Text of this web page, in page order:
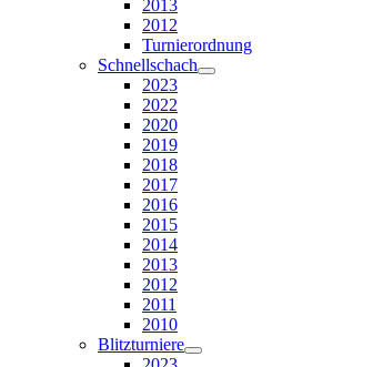
2013
2012
Turnierordnung
Schnellschach
2023
2022
2020
2019
2018
2017
2016
2015
2014
2013
2012
2011
2010
Blitzturniere